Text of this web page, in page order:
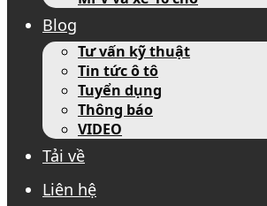
Blog
Tư vấn kỹ thuật
Tin tức ô tô
Tuyển dụng
Thông báo
VIDEO
Tải về
Liên hệ